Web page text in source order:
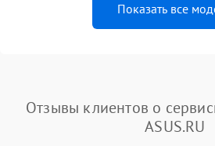
Показать все
Отзывы клиентов о
ASUS.RU